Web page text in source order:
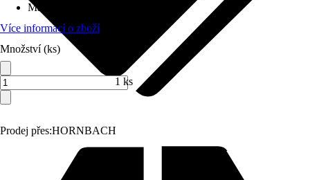
Prodej přes:HORNBACH
Max. nosnost
Více informací o zboží
Množství (ks)
1 ks